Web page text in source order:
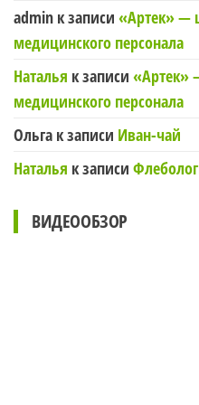
admin к записи «Артек» —
медицинского персонала
Наталья к записи «Артек»
медицинского персонала
Ольга к записи Иван-чай
Наталья к записи
ВИДЕООБЗОР